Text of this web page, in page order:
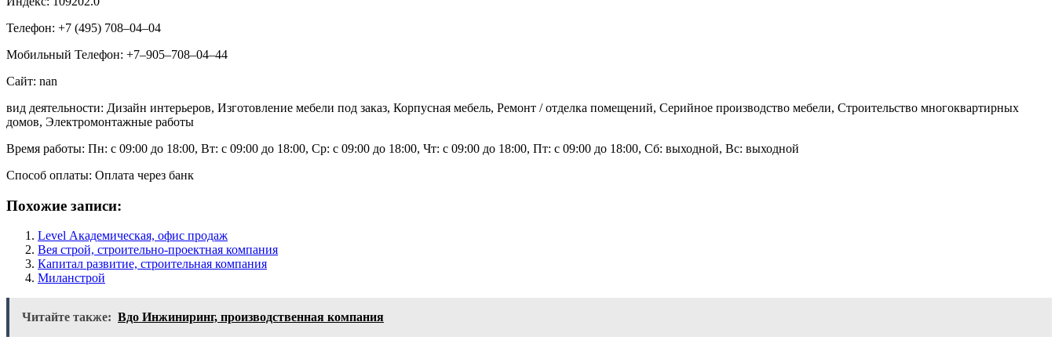
Телефон: +7 (495) 708‒04‒04
Мобильный Телефон: +7‒905‒708‒04‒44
Сайт: nan
вид деятельности: Дизайн интерьеров, Изготовление мебели под заказ, Корпусная мебель, Ремонт / отделка помещений, Серийное производство мебели, Строительство многоквартирных
домов, Электромонтажные работы
Время работы: Пн: с 09:00 до 18:00, Вт: с 09:00 до 18:00, Ср: с 09:00 до 18:00, Чт: с 09:00 до 18:00, Пт: с 09:00 до 18:00, Сб: выходной, Вс: выходной
Способ оплаты: Оплата через банк
Похожие записи:
Level Академическая, офис продаж
Вея строй, строительно-проектная компания
Капитал развитие, строительная компания
Миланстрой
Читайте также: Вдо Инжиниринг, производственная компания